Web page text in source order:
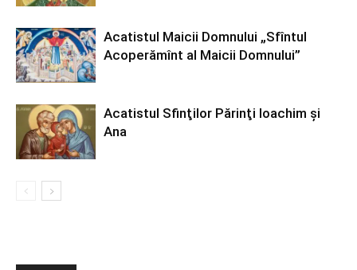
Acatistul Maicii Domnului „Sfîntul
Acoperămînt al Maicii Domnului”
Acatistul Sfinţilor Părinţi Ioachim şi
Ana